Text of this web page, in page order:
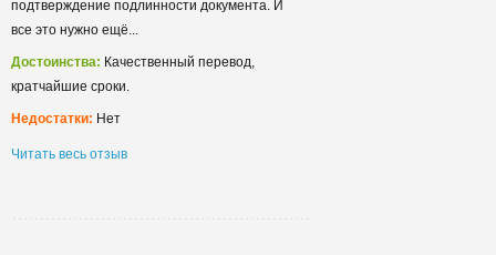
подтверждение подлинности документа. И
все это нужно ещё...
Достоинства: Качественный перевод,
кратчайшие сроки.
Недостатки: Нет
Читать весь отзыв